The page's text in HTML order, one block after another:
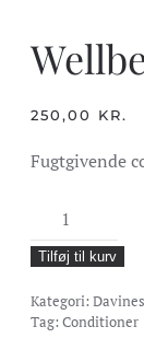
250,00 KR.
Fugtgivende
Wellbeing
Conditioner
antal
Tilføj til kurv
Kategori:
Tag: Conditioner